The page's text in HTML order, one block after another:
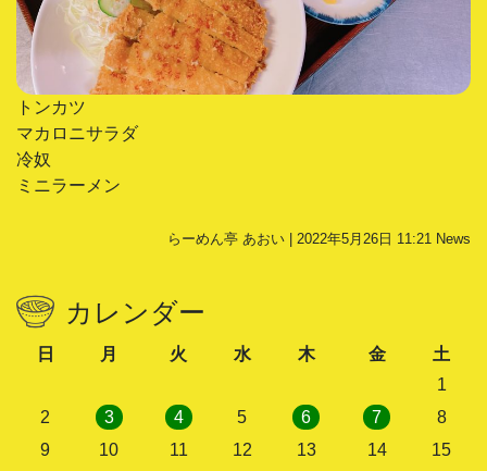
トンカツ
マカロニサラダ
冷奴
ミニラーメン
らーめん亭 あおい | 2022年5月26日 11:21 News
カレンダー
日 月 火 水 木 金
土
1
2
3 4 5 6 7
8
9
10 11 12 13 14
15